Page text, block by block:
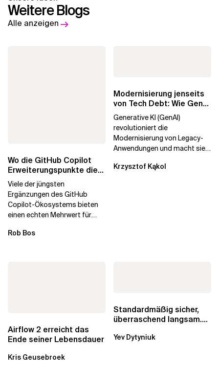
Weitere Blogs
Alle anzeigen
Wo die GitHub Copilot
Erweiterungspunkte die
Governance brechen
Viele der jüngsten
Ergänzungen des GitHub
Copilot-Ökosystems bieten
einen echten Mehrwert für
aber auch die...
Rob Bos
Modernisierung jenseits
von Tech Debt: Wie GenAI
die
Generative KI (GenAI)
revolutioniert die
Modernisierung von Legacy-
Anwendungen und macht sie
Durch die Automatisierung...
Krzysztof Kąkol
Airflow 2 erreicht das
Ende seiner Lebensdauer
Kris Geusebroek
Standardmäßig sicher,
überraschend langsam.
über die RDS...
Yev Dytyniuk